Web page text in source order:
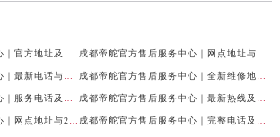
成都帝舵官方售后服务中心｜官方地址及服务热线权威信息公示（2026年7月最新） 成都帝舵官方售后服务中心｜网点地址与官方电话权威信息公示（2026年7月最新）
成都帝舵官方售后服务中心｜最新电话与网点地址权威信息公示（2026年7月最新） 成都帝舵官方售后服务中心｜全新维修地址和官方电话权威信息公示（2026年7月最新）
成都帝舵官方售后服务中心｜服务电话及完整官方地址权威信息公示（2026年7月最新） 成都帝舵官方售后服务中心｜最新热线及详细网点地址权威信息公示（2026年7月最新）
成都帝舵官方售后服务中心｜网点地址与24小时客服热线权威信息公示（2026年7月最新） 成都帝舵官方售后服务中心｜完整电话及官方地址权威信息公示（2026年7月最新）